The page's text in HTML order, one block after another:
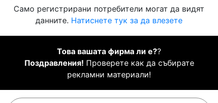
Само регистрирани потребители могат да видят
данните. Натиснете тук за да влезете
Това вашата фирма ли е??
Поздравления! Проверете как да събирате
рекламни материали!